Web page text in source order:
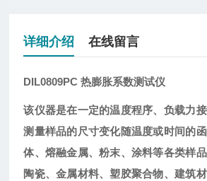
详细介绍 在线留言
DIL0809PC热膨胀系数测试仪
该仪器是在一定的温度程序、负载力
测量样品的尺寸变化随温度或时间的
体、熔融金属、粉末、涂料等各类样
陶瓷、金属材料、塑胶聚合物、建筑